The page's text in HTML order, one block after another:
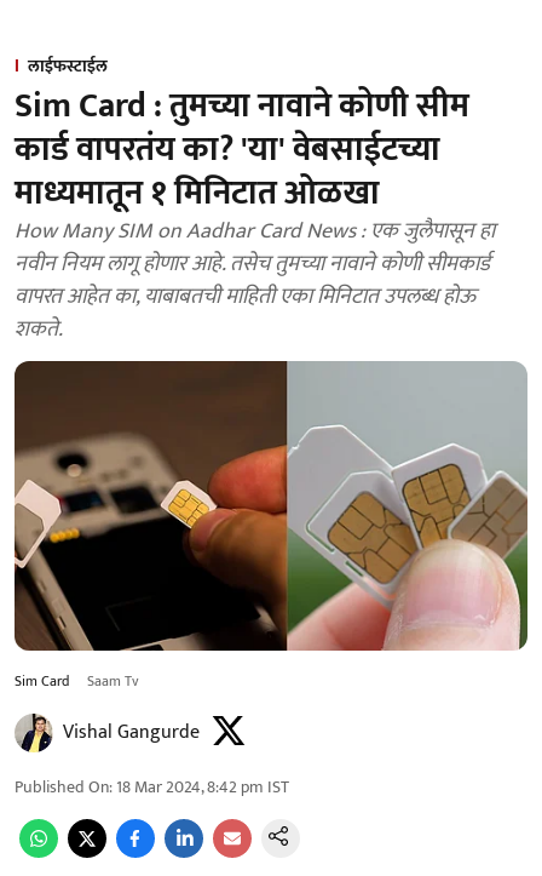
लाईफस्टाईल
Sim Card : तुमच्या नावाने कोणी सीम
कार्ड वापरतंय का? 'या' वेबसाईटच्या
माध्यमातून १ मिनिटात ओळखा
How Many SIM on Aadhar Card News : एक जुलैपासून हा
नवीन नियम लागू होणार आहे. तसेच तुमच्या नावाने कोणी सीमकार्ड
वापरत आहेत का, याबाबतची माहिती एका मिनिटात उपलब्ध होऊ
शकते.
Sim Card Saam Tv
Vishal Gangurde
Published On:18 Mar 2024, 8:42 pm IST